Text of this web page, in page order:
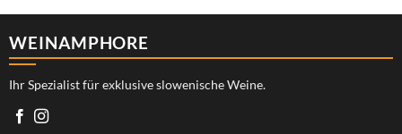
WEINAMPHORE
Ihr Spezialist für exklusive slowenische Weine.